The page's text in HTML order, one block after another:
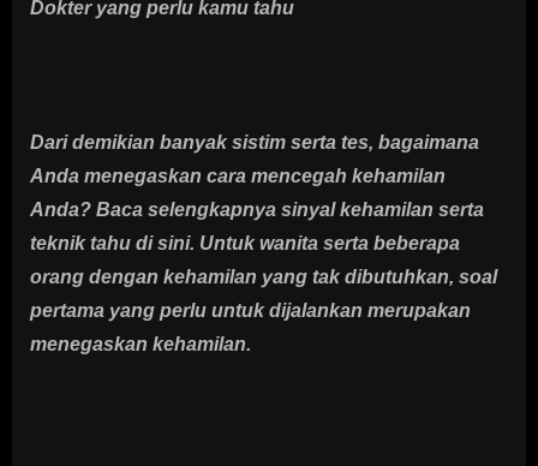
Dokter yang perlu kamu tahu
Dari demikian banyak sistim serta tes, bagaimana
Anda menegaskan cara mencegah kehamilan
Anda? Baca selengkapnya sinyal kehamilan serta
teknik tahu di sini. Untuk wanita serta beberapa
orang dengan kehamilan yang tak dibutuhkan, soal
pertama yang perlu untuk dijalankan merupakan
menegaskan kehamilan.